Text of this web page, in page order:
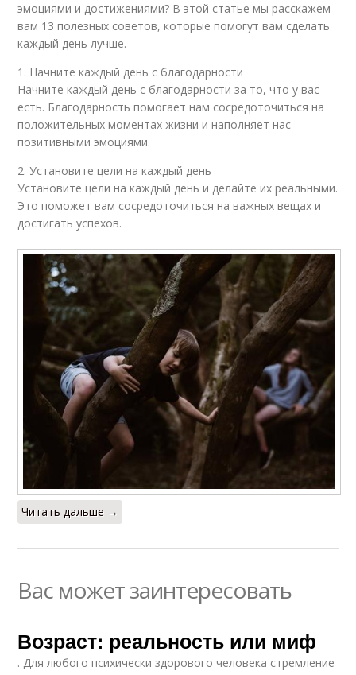
эмоциями и достижениями? В этой статье мы расскажем
вам 13 полезных советов, которые помогут вам сделать
каждый день лучше.
1. Начните каждый день с благодарности
Начните каждый день с благодарности за то, что у вас
есть. Благодарность помогает нам сосредоточиться на
положительных моментах жизни и наполняет нас
позитивными эмоциями.
2. Установите цели на каждый день
Установите цели на каждый день и делайте их реальными.
Это поможет вам сосредоточиться на важных вещах и
достигать успехов.
Читать дальше →
Вас может заинтересовать
Возраст: реальность или миф
. Для любого психически здорового человека стремление